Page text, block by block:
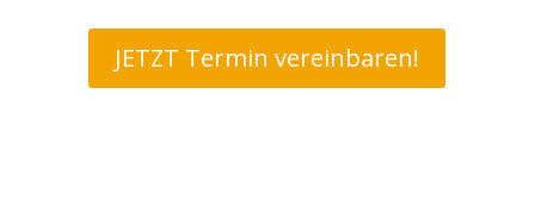
JETZT Termin vereinbaren!